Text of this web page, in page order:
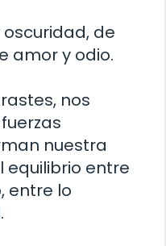
oscuridad, de
amor y odio.
nos
nuestra
equilibrio entre
entre lo